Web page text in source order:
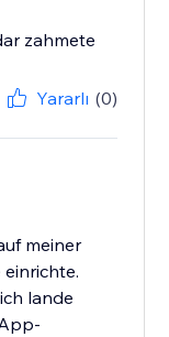
zahmete
Yararlı (0)
meiner
lande